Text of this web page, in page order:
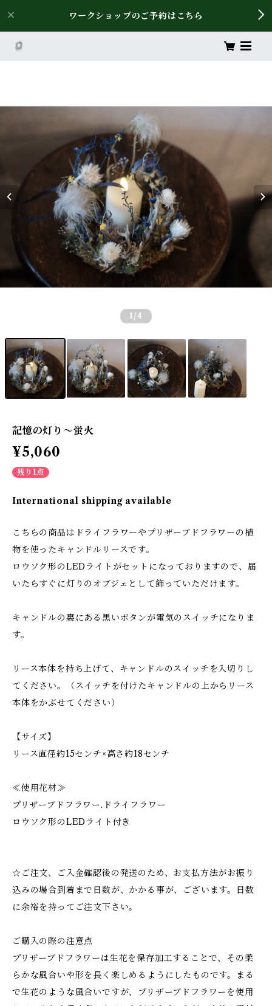
ワークショップのご予約はこちら
1 /4
記憶の灯り〜蛍火
¥5,060
残り1点
International shipping available
こちらの商品はドライフラワーやプリザーブドフラワーの植
物を使ったキャンドルリースです。
ロウソク形のLEDライトがセットになっておりますので、届
いたらすぐに灯りのオブジェとして飾っていただけます。
キャンドルの裏にある黒いボタンが電気のスイッチになりま
す。
リース本体を持ち上げて、キャンドルのスイッチを入切りし
てください。（スイッチを付けたキャンドルの上からリース
本体をかぶせてください）
【サイズ】
リース直径約15センチ×高さ約18センチ
≪使用花材≫
プリザーブドフラワー.ドライフラワー
ロウソク形のLEDライト付き
☆ご注文、ご入金確認後の発送のため、お支払方法がお振り
込みの場合到着まで日数が、かかる事が、ございます。日数
に余裕を持ってご注文下さい。
ご購入の際の注意点
プリザーブドフラワーは生花を保存加工することで、その柔
らかな風合いや形を長く楽しめるようにしたものです。まる
で生花のような風合いですが、プリザーブドフラワーを使用